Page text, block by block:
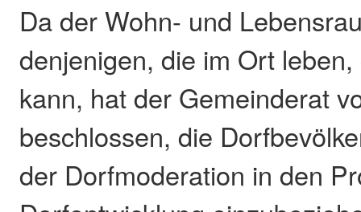
Da der Wohn- und
denjenigen, die im Ort
kann, hat der Gemeinderat
beschlossen, die
der Dorfmoderation in den